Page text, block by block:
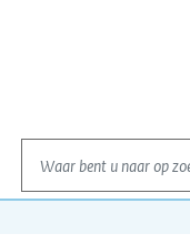
Waar bent u naar